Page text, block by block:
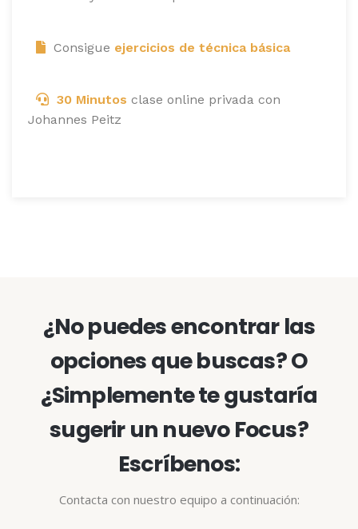
Consigue ejercicios de técnica básica
30 Minutos clase online privada con
Johannes Peitz
¿No puedes encontrar las
opciones que buscas? O
¿Simplemente te gustaría
sugerir un nuevo Focus?
Escríbenos:
Contacta con nuestro equipo a continuación: